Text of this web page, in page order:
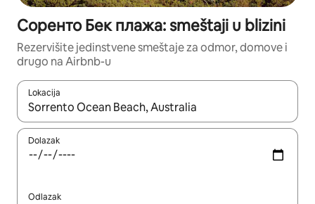
Соренто Бек плажа: smeštaji u blizini
Rezervišite jedinstvene smeštaje za odmor, domove i
drugo na Airbnb-u
Lokacija
Kad su rezultati dostupni, možete da se krećete kroz njih
Dolazak
Odlazak